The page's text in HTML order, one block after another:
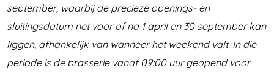
september, waarbij de precieze openings- en
sluitingsdatum net voor of na 1 april en 30 september kan
liggen, afhankelijk van wanneer het weekend valt. In die
periode is de brasserie vanaf 09:00 uur geopend voor